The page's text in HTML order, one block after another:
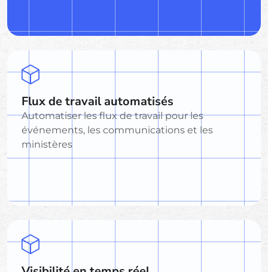
Flux de travail automatisés
Automatiser les flux de travail pour les
événements, les communications et les
ministères